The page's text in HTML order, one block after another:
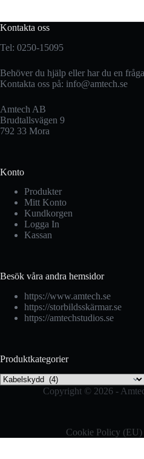
Kontakta oss
Tel: 0250-15095
Behöver du hjälp eller har du en
Kontakta oss på: info@amtech.se
Amtech AB
Brudtallsvägen 9
792 33 Mora
Konto
Produkter
Mitt Konto
Kundkorgen
Logga In
Kassan
Besök våra andra hemsidor
https://www.amtech.se
https://storbildsskärmar.se
https://amtechstudios.se
Produktkategorier
Copyright © 2026 -
Cookie Policy (EU)